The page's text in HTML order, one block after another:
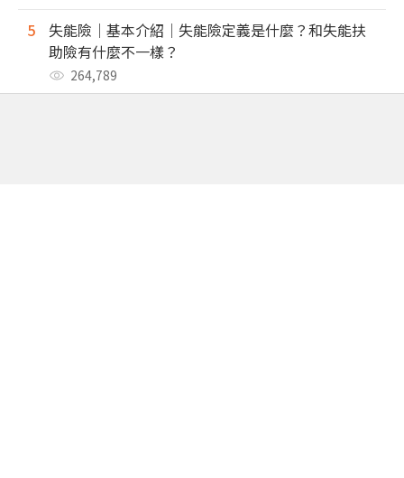
5
失能險｜基本介紹｜失能險定義是什麼？和失能扶
助險有什麼不一樣？
264,789